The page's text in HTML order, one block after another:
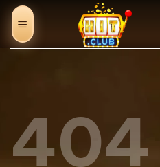
Bỏ
qua
nội
404